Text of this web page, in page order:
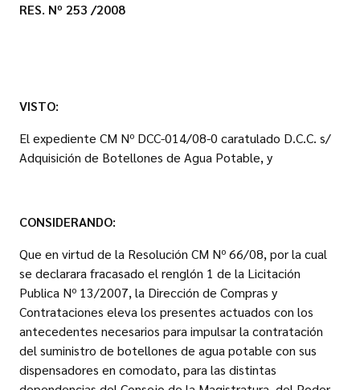
RES. Nº 253 /2008
VISTO:
El expediente CM Nº DCC-014/08-0 caratulado D.C.C. s/
Adquisición de Botellones de Agua Potable, y
CONSIDERANDO:
Que en virtud de la Resolución CM Nº 66/08, por la cual
se declarara fracasado el renglón 1 de la Licitación
Publica Nº 13/2007, la Dirección de Compras y
Contrataciones eleva los presentes actuados con los
antecedentes necesarios para impulsar la contratación
del suministro de botellones de agua potable con sus
dispensadores en comodato, para las distintas